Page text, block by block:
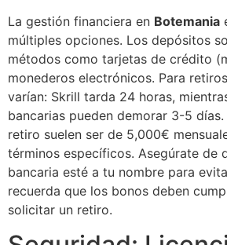
La gestión financiera en Botemania
múltiples opciones. Los depósitos
métodos como tarjetas de crédito
monederos electrónicos. Para
varían: Skrill tarda 24 horas,
bancarias pueden demorar 3-5
retiro suelen ser de 5,000€
términos específicos. Asegúrate de
bancaria esté a tu nombre para
recuerda que los bonos deben
solicitar un retiro.